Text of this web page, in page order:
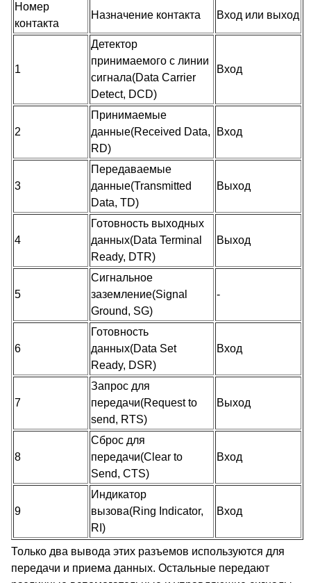
Номер
контакта
Назначение контакта Вход или выход
1
Детектор
принимаемого с линии
сигнала(Data Carrier
Detect, DCD)
Вход
2
Принимаемые
данные(Received Data,
RD)
Вход
3
Передаваемые
данные(Transmitted
Data, TD)
Выход
4
Готовность выходных
данных(Data Terminal
Ready, DTR)
Выход
5
Сигнальное
заземление(Signal
Ground, SG)
-
6
Готовность
данных(Data Set
Ready, DSR)
Вход
7
Запрос для
передачи(Request to
send, RTS)
Выход
8
Сброс для
передачи(Clear to
Send, CTS)
Вход
9
Индикатор
вызова(Ring Indicator,
RI)
Вход
Только два вывода этих разъемов используются для
передачи и приема данных. Остальные передают